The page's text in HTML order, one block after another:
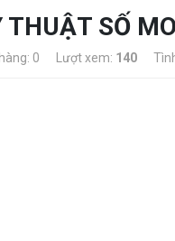
THUẬT SỐ
0 Lượt xem: 140